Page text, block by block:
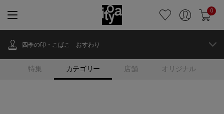
0
特集 カテゴリー 店舗 オリジナル
四季の印・こばこ おすわり